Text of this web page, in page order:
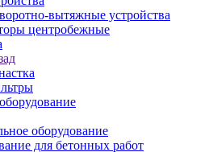
вытяжные устройства
центробежные
оборудование
для бетонных работ